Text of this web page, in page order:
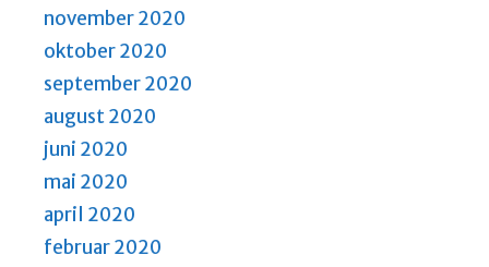
november 2020
oktober 2020
september 2020
august 2020
juni 2020
mai 2020
april 2020
februar 2020